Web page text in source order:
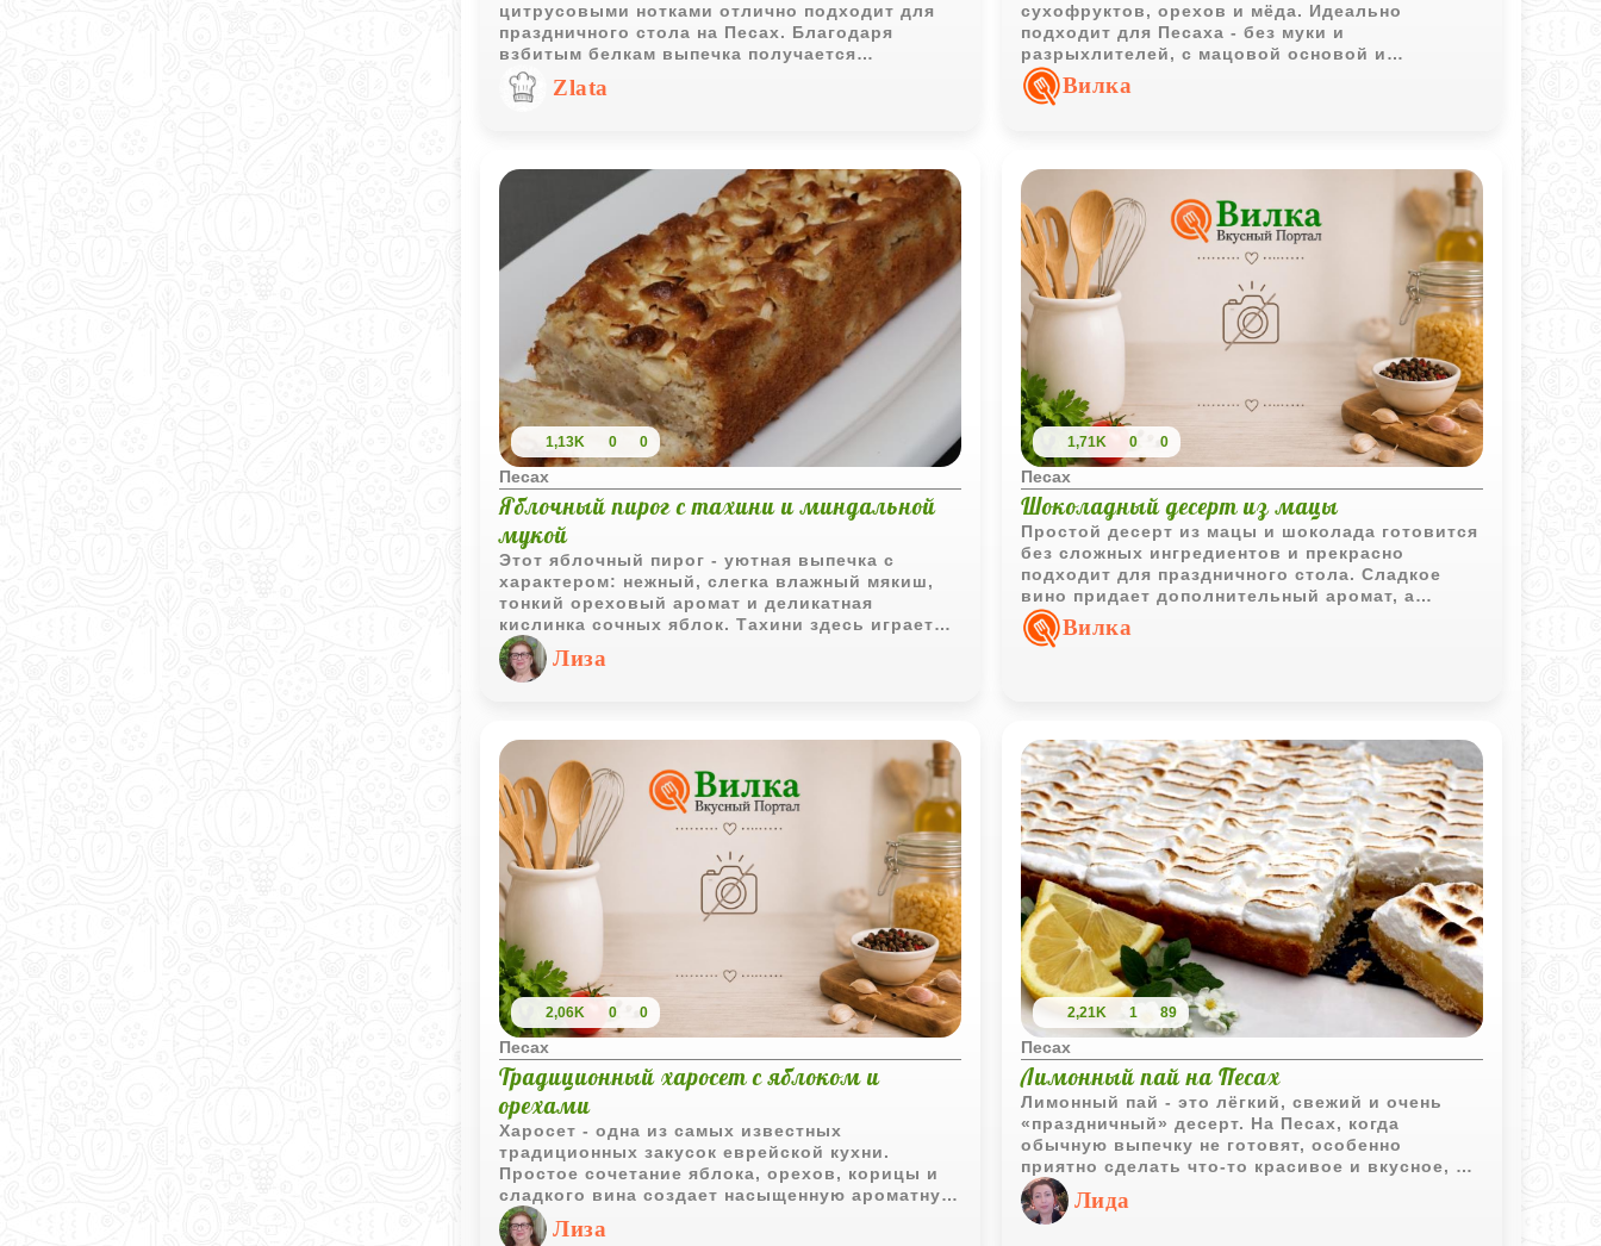
цитрусовыми нотками отлично подходит для
праздничного стола на Песах. Благодаря
взбитым белкам выпечка получается
воздушной и хорошо держит форму.
Zlata
сухофруктов, орехов и мёда. Идеально
подходит для Песаха - без муки и
разрыхлителей, с мацовой основой и
натуральными ингредиентами.
Вилка
1,13K 0 0
Песах
Яблочный пирог с тахини и миндальной
мукой
Этот яблочный пирог - уютная выпечка с
характером: нежный, слегка влажный мякиш,
тонкий ореховый аромат и деликатная
кислинка сочных яблок. Тахини здесь играет
неочевидную, но важную роль - она добавляет
глубину вкуса и делает текстуру особенно
бархатистой, а миндальная мука придаёт
Рецепт подойдёт тем, кто хочет попробовать
что-то новое в классической домашней
выпечке. Несмотря на интересное сочетание
ингредиентов, процесс остаётся понятным и не
требует сложных техник - главное, аккуратно
работать с тестом, чтобы сохранить его
воздушность.
Этот пирог хорош и тёплым, и полностью
остывшим. Он прекрасно держит форму,
остаётся сочным даже на следующий день и
отлично сочетается с чашкой чая или кофе.
Идеальный вариант для неспешного завтрака,
домашнего чаепития или уютного вечера.
Лиза
1,71K 0 0
Песах
Шоколадный десерт из мацы
Простой десерт из мацы и шоколада готовится
без сложных ингредиентов и прекрасно
подходит для праздничного стола. Сладкое
вино придает дополнительный аромат, а
шоколадная прослойка делает лакомство
особенно аппетитным.
Вилка
2,06K 0 0
Песах
Традиционный харосет с яблоком и
орехами
Харосет - одна из самых известных
традиционных закусок еврейской кухни.
Простое сочетание яблока, орехов, корицы и
сладкого вина создает насыщенную ароматную
массу с приятным сладким вкусом.
Лиза
2,21K 1 89
Песах
Лимонный пай на Песах
Лимонный пай - это лёгкий, свежий и очень
«праздничный» десерт. На Песах, когда
обычную выпечку не готовят, особенно
приятно сделать что-то красивое и вкусное, но
при этом подходящее для праздника. Этот пай
как раз такой: хрустящая основа из кошерного
печенья, насыщенный лимонный крем и нежная
Лида